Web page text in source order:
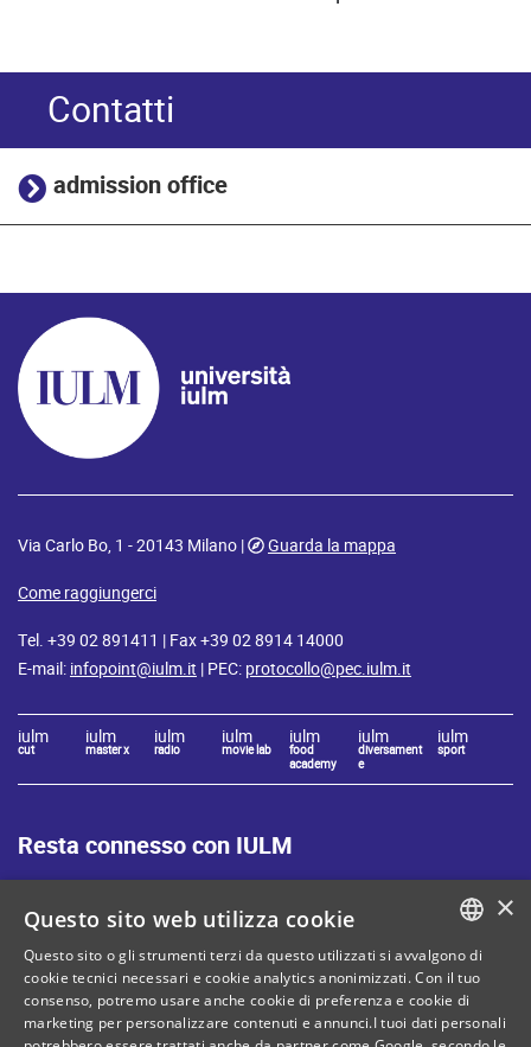
Contatti
admission office
Via Carlo Bo, 1 - 20143 Milano |
Guarda la mappa
Come raggiungerci
Tel. +39 02 891411 | Fax +39 02 8914 14000
E-mail: infopoint@iulm.it | PEC: protocollo@pec.iulm.it
iulm
cut
iulm
master x
iulm
radio
iulm
movie lab
iulm
food
academy
iulm
diversament
e
iulm
sport
Resta connesso con IULM
Mappa del sito
Privacy policy
Cookie Policy
Note legali
ITALIAN
ENGLISH
×
Questo sito web utilizza cookie
Questo sito o gli strumenti terzi da questo utilizzati si avvalgono di
cookie tecnici necessari e cookie analytics anonimizzati. Con il tuo
consenso, potremo usare anche cookie di preferenza e cookie di
marketing per personalizzare contenuti e annunci.I tuoi dati personali